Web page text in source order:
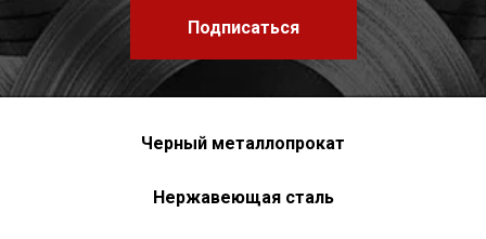
Подписаться
Черный металлопрокат
Нержавеющая сталь